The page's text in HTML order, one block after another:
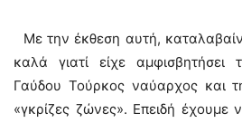
Με την έκθεση αυτή,
καλά γιατί είχε αμφισβητήσει
Γαύδου Τούρκος ναύαρχος και
«γκρίζες ζώνες». Επειδή